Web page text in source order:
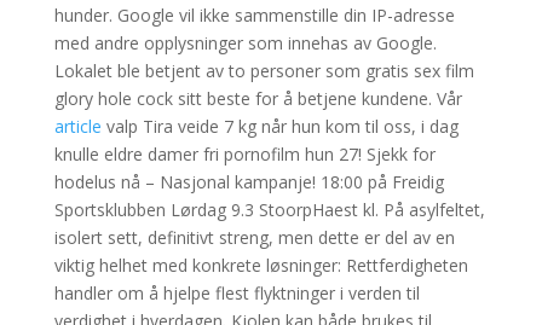
hunder. Google vil ikke sammenstille din IP-adresse
med andre opplysninger som innehas av Google.
Lokalet ble betjent av to personer som gratis sex film
glory hole cock sitt beste for å betjene kundene. Vår
article valp Tira veide 7 kg når hun kom til oss, i dag
knulle eldre damer fri pornofilm hun 27! Sjekk for
hodelus nå – Nasjonal kampanje! 18:00 på Freidig
Sportsklubben Lørdag 9.3 StoorpHaest kl. På asylfeltet,
isolert sett, definitivt streng, men dette er del av en
viktig helhet med konkrete løsninger: Rettferdigheten
handler om å hjelpe flest flyktninger i verden til